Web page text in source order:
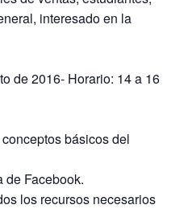
interesado en la
de 2016- Horario: 14 a 16
básicos del
de Facebook.
los recursos necesarios